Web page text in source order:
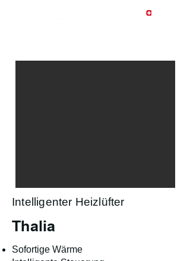
Intelligenter Heizlüfter
Thalia
Sofortige Wärme